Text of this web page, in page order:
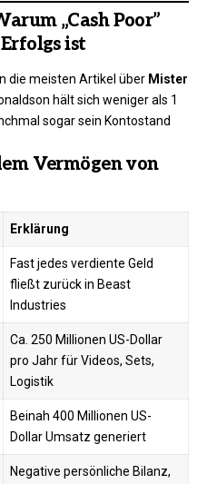
„Cash Poor”
ist
die meisten Artikel über Mister
hält sich weniger als 1
sogar sein Kontostand
Vermögen von
Erklärung
Fast jedes verdiente Geld
fließt zurück in Beast
Industries
Ca. 250 Millionen US-Dollar
pro Jahr für Videos, Sets,
Logistik
Beinah 400 Millionen US-
Dollar Umsatz generiert
Negative persönliche Bilanz,